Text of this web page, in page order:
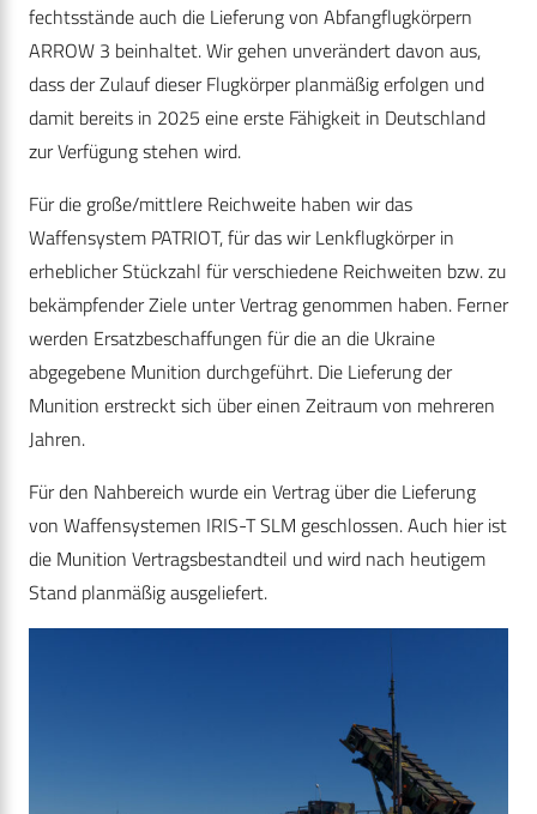
fechtsstände auch die Lieferung von Abfangflugkörpern
ARROW 3 beinhaltet. Wir gehen unverändert davon aus,
dass der Zulauf dieser Flugkörper planmäßig erfolgen und
damit bereits in 2025 eine erste Fähigkeit in Deutschland
zur Verfügung stehen wird.
Für die große/mittlere Reichweite haben wir das
Waffensystem PATRIOT, für das wir Lenkflugkörper in
erheblicher Stückzahl für verschiedene Reichweiten bzw. zu
bekämpfender Ziele unter Vertrag genommen haben. Ferner
werden Ersatzbeschaffungen für die an die Ukraine
abgegebene Munition durchgeführt. Die Lieferung der
Munition erstreckt sich über einen Zeitraum von mehreren
Jahren.
Für den Nahbereich wurde ein Vertrag über die Lieferung
von Waffensystemen IRIS-T SLM geschlossen. Auch hier ist
die Munition Vertragsbestandteil und wird nach heutigem
Stand planmäßig ausgeliefert.